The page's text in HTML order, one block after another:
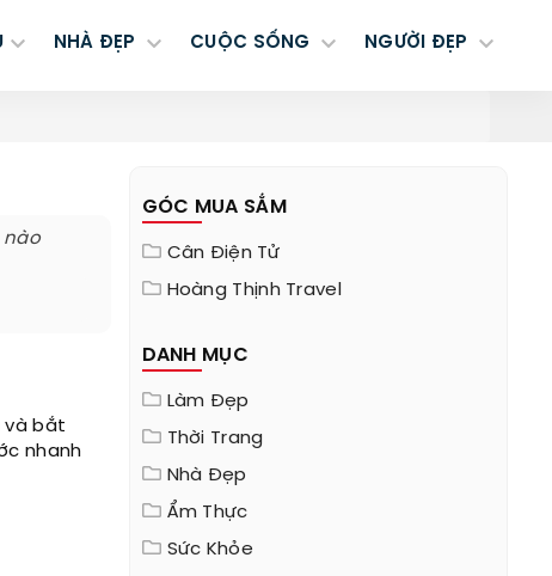
NHÀ ĐẸP CUỘC SỐNG NGƯỜI ĐẸP
nào
và bắt
nhanh
GÓC MUA SẮM
Cân Điện Tử
Hoàng Thịnh Travel
DANH MỤC
Làm Đẹp
Thời Trang
Nhà Đẹp
Ẩm Thực
Sức Khỏe